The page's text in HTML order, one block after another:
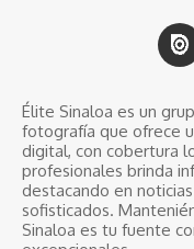
Élite Sinaloa es un
fotografía que ofrece
digital, con cobertura
profesionales brinda
destacando en
sofisticados.
Sinaloa es tu fuente